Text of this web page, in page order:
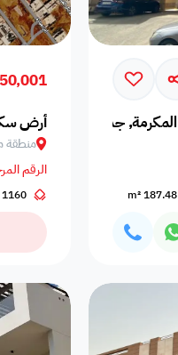
جدة, النهضة
187.48 m²
أرض
منطقة
الرقم
1160 m²